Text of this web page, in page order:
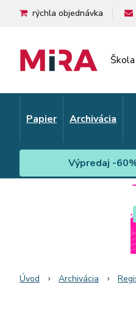
Škola
rýchla objednávka
Papier Archivácia
Výpredaj -
Úvod Archivácia